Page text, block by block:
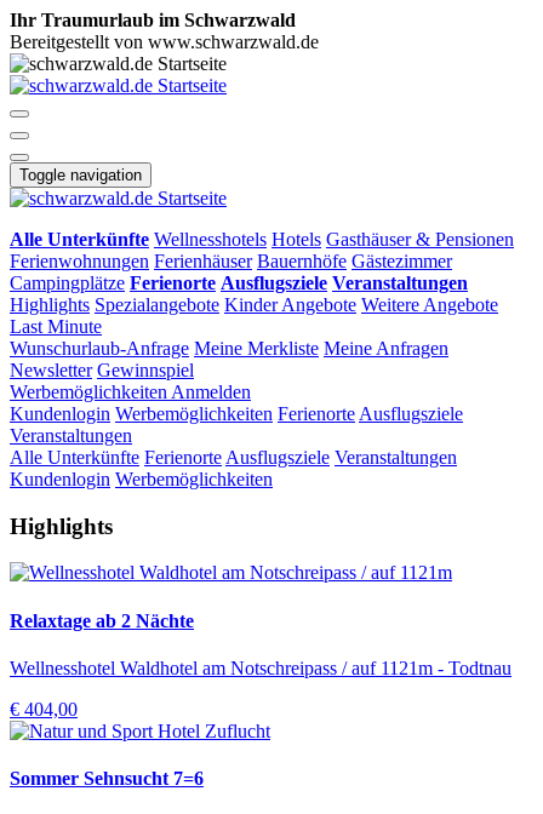
Ihr Traumurlaub im Schwarzwald
Bereitgestellt von www.schwarzwald.de
Toggle navigation
Alle Unterkünfte Wellnesshotels Hotels Gasthäuser & Pensionen
Ferienwohnungen Ferienhäuser Bauernhöfe Gästezimmer
Campingplätze Ferienorte Ausflugsziele Veranstaltungen
Highlights Spezialangebote Kinder Angebote Weitere Angebote
Last Minute
Wunschurlaub-Anfrage Meine Merkliste Meine Anfragen
Newsletter Gewinnspiel
Werbemöglichkeiten Anmelden
Kundenlogin Werbemöglichkeiten Ferienorte Ausflugsziele
Veranstaltungen
Alle Unterkünfte Ferienorte Ausflugsziele Veranstaltungen
Kundenlogin Werbemöglichkeiten
Highlights
Relaxtage ab 2 Nächte
Wellnesshotel Waldhotel am Notschreipass / auf 1121m - Todtnau
€ 404,00
Sommer Sehnsucht 7=6